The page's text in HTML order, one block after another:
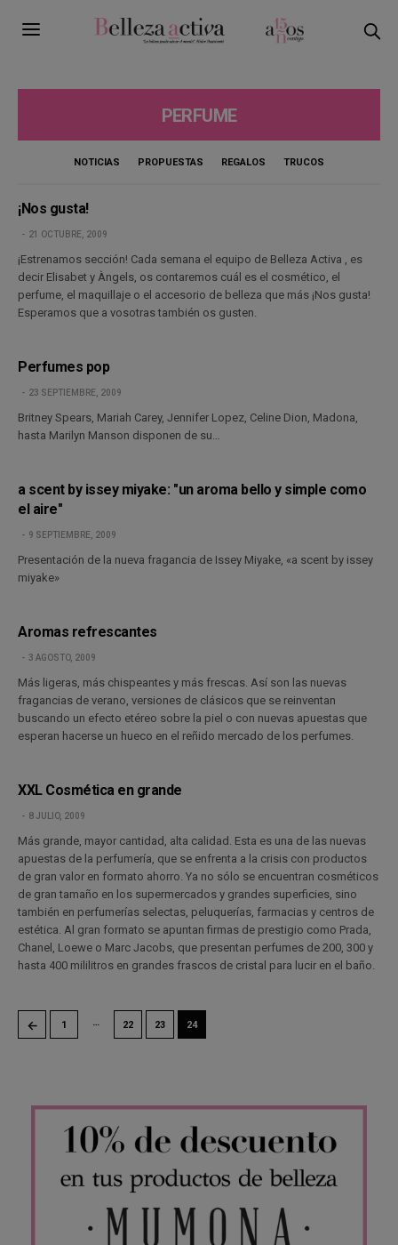
PERFUME
NOTICIAS PROPUESTAS REGALOS TRUCOS
¡Nos gusta!
21 OCTUBRE, 2009
¡Estrenamos sección! Cada semana el equipo de Belleza Activa , es
decir Elisabet y Àngels, os contaremos cuál es el cosmético, el
perfume, el maquillaje o el accesorio de belleza que más ¡Nos gusta!
Esperamos que a vosotras también os gusten.
Perfumes pop
23 SEPTIEMBRE, 2009
Britney Spears, Mariah Carey, Jennifer Lopez, Celine Dion, Madona,
hasta Marilyn Manson disponen de su…
a scent by issey miyake: "un aroma bello y simple como
el aire"
9 SEPTIEMBRE, 2009
Presentación de la nueva fragancia de Issey Miyake, «a scent by issey
miyake»
Aromas refrescantes
3 AGOSTO, 2009
Más ligeras, más chispeantes y más frescas. Así son las nuevas
fragancias de verano, versiones de clásicos que se reinventan
buscando un efecto etéreo sobre la piel o con nuevas apuestas que
esperan hacerse un hueco en el reñido mercado de los perfumes.
XXL Cosmética en grande
8 JULIO, 2009
Más grande, mayor cantidad, alta calidad. Esta es una de las nuevas
apuestas de la perfumería, que se enfrenta a la crisis con productos
de gran valor en formato ahorro. Ya no sólo se encuentran cosméticos
de gran tamaño en los supermercados y grandes superficies, sino
también en perfumerías selectas, peluquerías, farmacias y centros de
estética. Al gran formato se apuntan firmas de prestigio como Prada,
Chanel, Loewe o Marc Jacobs, que presentan perfumes de 200, 300 y
hasta 400 mililitros en grandes frascos de cristal para lucir en el baño.
← 1 … 22 23 24